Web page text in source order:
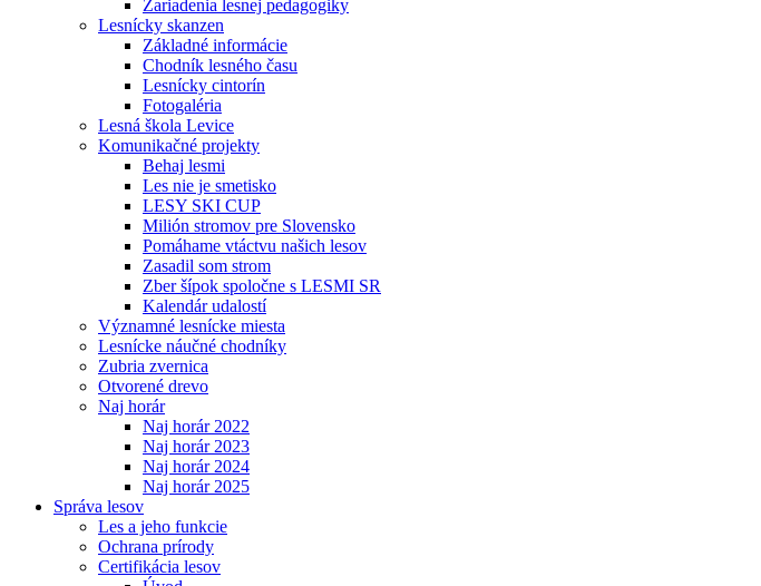
Zariadenia lesnej pedagogiky
Lesnícky skanzen
Základné informácie
Chodník lesného času
Lesnícky cintorín
Fotogaléria
Lesná škola Levice
Komunikačné projekty
Behaj lesmi
Les nie je smetisko
LESY SKI CUP
Milión stromov pre Slovensko
Pomáhame vtáctvu našich lesov
Zasadil som strom
Zber šípok spoločne s LESMI SR
Kalendár udalostí
Významné lesnícke miesta
Lesnícke náučné chodníky
Zubria zvernica
Otvorené drevo
Naj horár
Naj horár 2022
Naj horár 2023
Naj horár 2024
Naj horár 2025
Správa lesov
Les a jeho funkcie
Ochrana prírody
Certifikácia lesov